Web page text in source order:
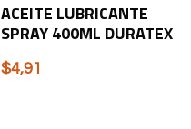
ACEITE LUBRICANTE
SPRAY 400ML DURATEX
$4,91